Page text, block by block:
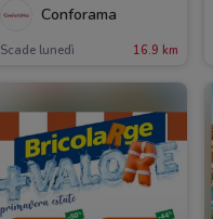
Conforama
Scade lunedì 16.9 km